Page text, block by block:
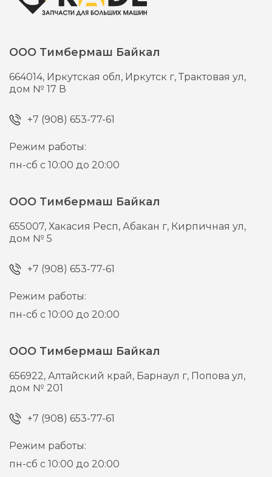
ООО Тимбермаш Байкал
664014, Иркутская обл, Иркутск г,Трактовая ул,
дом № 17 В
+7 (908) 653-77-61
Режим работы:
пн-сб с 10:00 до 20:00
ООО Тимбермаш Байкал
655007,Хакасия Респ, Абакан г, Кирпичная ул,
дом № 5
+7 (908) 653-77-61
Режим работы:
пн-сб с 10:00 до 20:00
ООО Тимбермаш Байкал
656922,Алтайский край, Барнаул г, Попова ул,
дом № 201
+7 (908) 653-77-61
Режим работы:
пн-сб с 10:00 до 20:00